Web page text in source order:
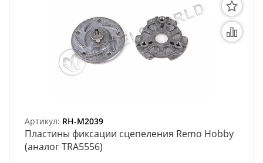
Артикул: RH-M2039
Пластины фиксации сцепеления Remo Hobby
(аналог TRA5556)